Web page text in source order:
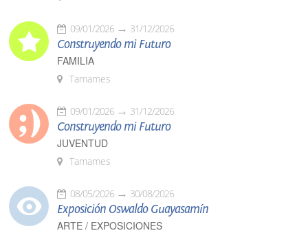
09/01/2026 31/12/2026
Construyendo mi Futuro
FAMILIA
Tamames
09/01/2026 31/12/2026
Construyendo mi Futuro
JUVENTUD
Tamames
08/05/2026 30/08/2026
Exposición Oswaldo Guayasamín
ARTE / EXPOSICIONES